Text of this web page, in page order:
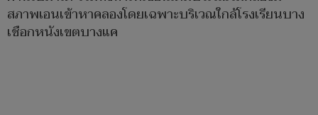
สภาพเอนเข้าหาคลองโดยเฉพาะบริเวณใกล้โรงเรียนบาง
เชือกหนังเขตบางแค